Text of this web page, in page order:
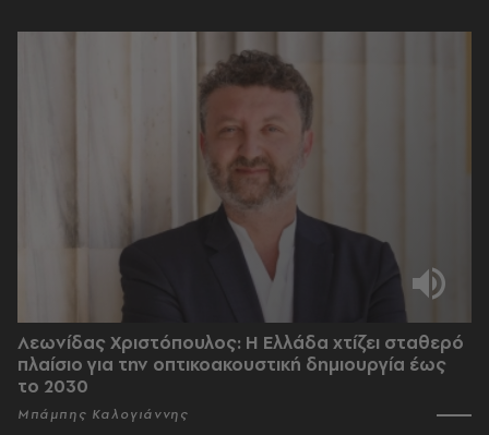
Λεωνίδας Χριστόπουλος: Η Ελλάδα χτίζει σταθερό
πλαίσιο για την οπτικοακουστική δημιουργία έως
το 2030
Μπάμπης Καλογιάννης